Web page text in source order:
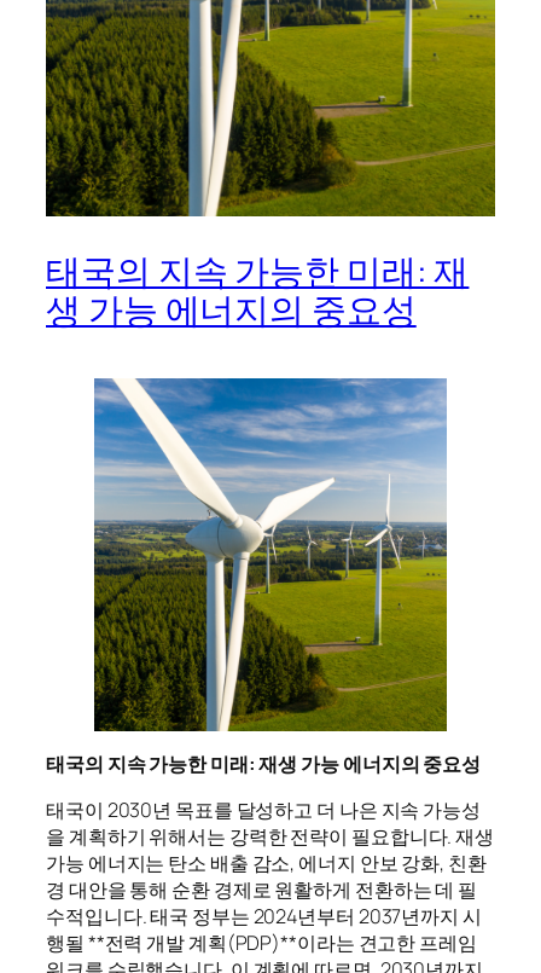
태국의 지속 가능한 미래: 재
생 가능 에너지의 중요성
태국의 지속 가능한 미래: 재생 가능 에너지의 중요성
태국이 2030년 목표를 달성하고 더 나은 지속 가능성
을 계획하기 위해서는 강력한 전략이 필요합니다. 재생
가능 에너지는 탄소 배출 감소, 에너지 안보 강화, 친환
경 대안을 통해 순환 경제로 원활하게 전환하는 데 필
수적입니다. 태국 정부는 2024년부터 2037년까지 시
행될 **전력 개발 계획(PDP)**이라는 견고한 프레임